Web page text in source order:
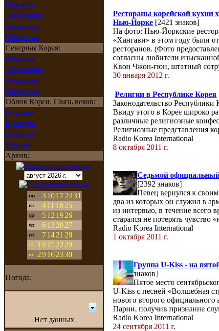
Новости
Экономика
Политика
Общество
Северная Корея:
Новости
Экономика
Политика
Общество
Облик Кореи. Связь веков:
История
Культура
Природа
Туризм
Архив:
пн 3 10 17 2431
вт 4 11 18 25
ср 5 12 19 26
чт 6 13 20 27
пт 7 14 21 28
сб 1 8 15 22 29
вс 29 16 2330
Погода:
Нет данных
Рестораны корейской кухни
Нью-Йорке [2421 знаков]
На фото: Нью-Йоркские
«Хангави» в этом году были
ресторанов. (Фото
согласны любители
Квон Чжон-гюн, штатный
30 января 2012 г.
Религии в Республике Корея
Законодательство Республики
Ввиду этого в Корее широко
различные религиозные
Религиозные представления
Radio Korea International
8 октября 2011 г.
Седьмой
[2392 знаков]
Певец вернулся к
два из которых он служил в
из интервью, в течение всего
старался не потерять чувство
Radio Korea International
1 октября 2011 г.
Группа U-Kiss - на
знаков]
Пятое место
U-Kiss с песней «Волшебная
нового второго
Парни, получив признание
Radio Korea International
24 сентября 2011 г.